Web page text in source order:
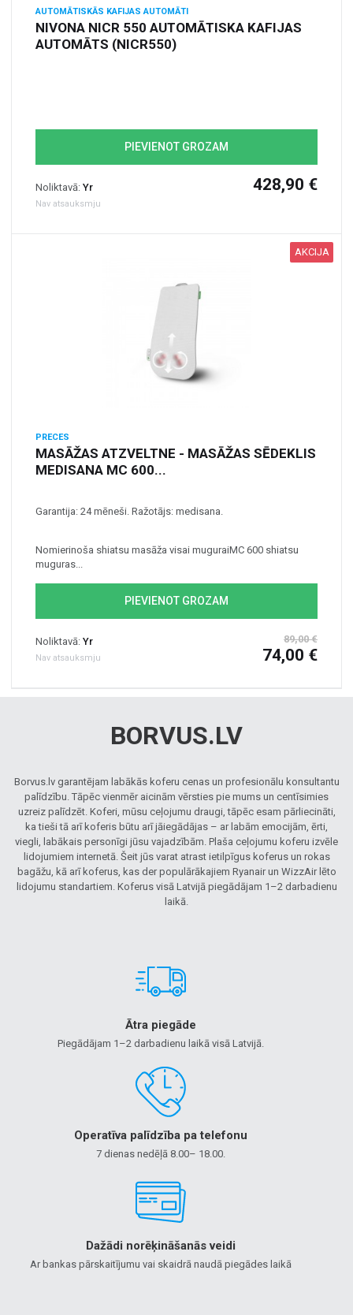
AUTOMĀTISKĀS KAFIJAS AUTOMĀTI
NIVONA NICR 550 AUTOMĀTISKA KAFIJAS
AUTOMĀTS (NICR550)
PIEVIENOT GROZAM
Noliktavā: Yr
Nav atsauksmju
428,90 €
AKCIJA
PRECES
MASĀŽAS ATZVELTNE - MASĀŽAS SĒDEKLIS
MEDISANA MC 600...
Garantija: 24 mēneši. Ražotājs: medisana.
Nomierinoša shiatsu masāža visai muguraiMC 600 shiatsu
muguras...
PIEVIENOT GROZAM
Noliktavā: Yr
Nav atsauksmju
89,00 €
74,00 €
BORVUS.LV
Borvus.lv garantējam labākās koferu cenas un profesionālu konsultantu
palīdzību. Tāpēc vienmēr aicinām vērsties pie mums un centīsimies
uzreiz palīdzēt. Koferi, mūsu ceļojumu draugi, tāpēc esam pārliecināti,
ka tieši tā arī koferis būtu arī jāiegādājas – ar labām emocijām, ērti,
viegli, labākais personīgi jūsu vajadzībām. Plaša ceļojumu koferu izvēle
lidojumiem internetā. Šeit jūs varat atrast ietilpīgus koferus un rokas
bagāžu, kā arī koferus, kas der populārākajiem Ryanair un WizzAir lēto
lidojumu standartiem. Koferus visā Latvijā piegādājam 1–2 darbadienu
laikā.
Ātra piegāde
Piegādājam 1–2 darbadienu laikā visā Latvijā.
Operatīva palīdzība pa telefonu
7 dienas nedēļā 8.00– 18.00.
Dažādi norēķināšanās veidi
Ar bankas pārskaitījumu vai skaidrā naudā piegādes laikā